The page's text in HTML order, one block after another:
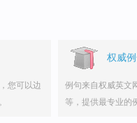
您可以边
权威
例句来自权威英文
等，提供最专业的